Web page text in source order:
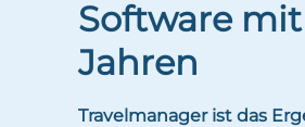
Software
Jahren
Travelmanager ist das